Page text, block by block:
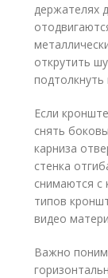
держателях
открутить
Если
снять
карниза
стенка
снимаются с
типов
видео
Важно